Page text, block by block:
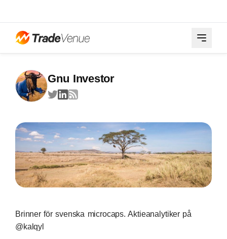
Gnu Investor
Brinner för svenska microcaps. Aktieanalytiker på
@kalqyl